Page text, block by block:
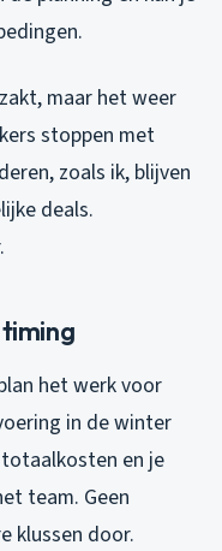
maar het weer
stoppen met
zoals ik, blijven
deals.
het werk voor
in de winter
en je
team. Geen
klussen door.